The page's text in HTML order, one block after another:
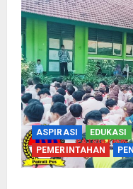
ASPIRASI EDUKASI
PEMERINTAHAN